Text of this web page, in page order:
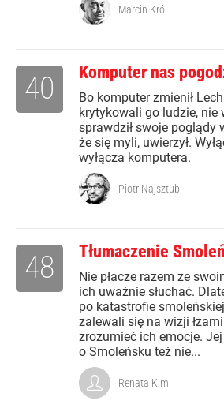
Marcin Król
Komputer nas
Bo komputer zmienił
krytykowali go ludzie, nie
sprawdził swoje poglądy
że się myli, uwierzył.
wyłącza komputera.
40
Piotr Najsztub
Tłumaczenie
Nie płacze razem ze
ich uważnie słuchać.
po katastrofie
zalewali się na wizji
zrozumieć ich emocje.
o Smoleńsku też nie...
48
Renata Kim